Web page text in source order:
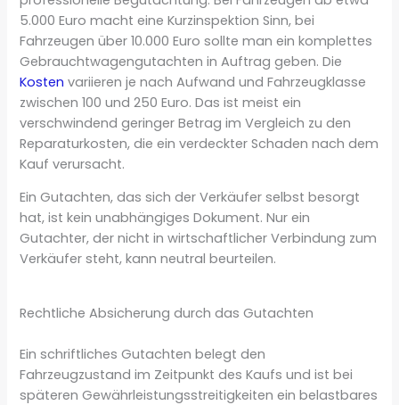
5.000 Euro macht eine Kurzinspektion Sinn, bei
Fahrzeugen über 10.000 Euro sollte man ein komplettes
Gebrauchtwagengutachten in Auftrag geben. Die
Kosten variieren je nach Aufwand und Fahrzeugklasse
zwischen 100 und 250 Euro. Das ist meist ein
verschwindend geringer Betrag im Vergleich zu den
Reparaturkosten, die ein verdeckter Schaden nach dem
Kauf verursacht.
Ein Gutachten, das sich der Verkäufer selbst besorgt
hat, ist kein unabhängiges Dokument. Nur ein
Gutachter, der nicht in wirtschaftlicher Verbindung zum
Verkäufer steht, kann neutral beurteilen.
Rechtliche Absicherung durch das Gutachten
Ein schriftliches Gutachten belegt den
Fahrzeugzustand im Zeitpunkt des Kaufs und ist bei
späteren Gewährleistungsstreitigkeiten ein belastbares